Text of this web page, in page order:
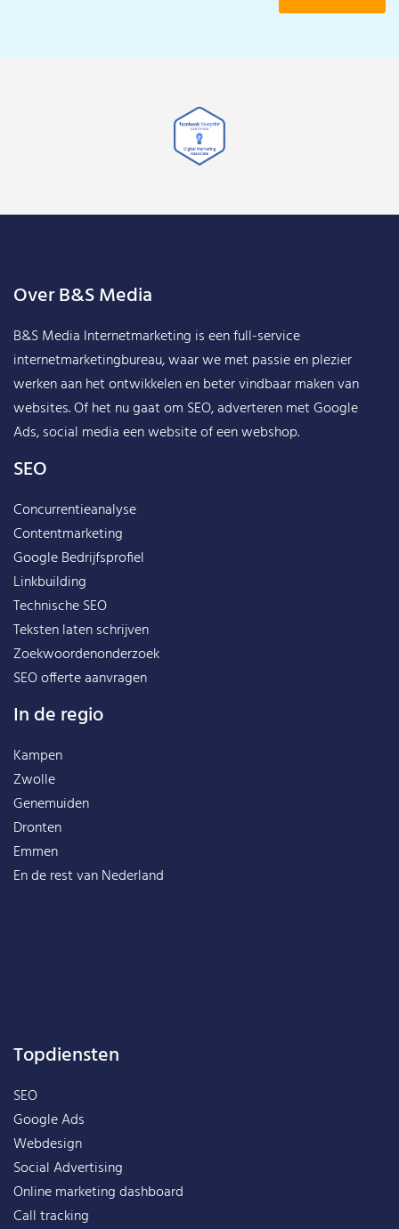
Over B&S Media
B&S Media Internetmarketing is een full-service
internetmarketingbureau, waar we met passie en plezier
werken aan het ontwikkelen en beter vindbaar maken van
websites. Of het nu gaat om SEO, adverteren met Google
Ads, social media een website of een webshop.
SEO
Concurrentieanalyse
Contentmarketing
Google Bedrijfsprofiel
Linkbuilding
Technische SEO
Teksten laten schrijven
Zoekwoordenonderzoek
SEO offerte aanvragen
In de regio
Kampen
Zwolle
Genemuiden
Dronten
Emmen
En de rest vanNederland
Topdiensten
SEO
Google Ads
Webdesign
Social Advertising
Online marketing dashboard
Call tracking